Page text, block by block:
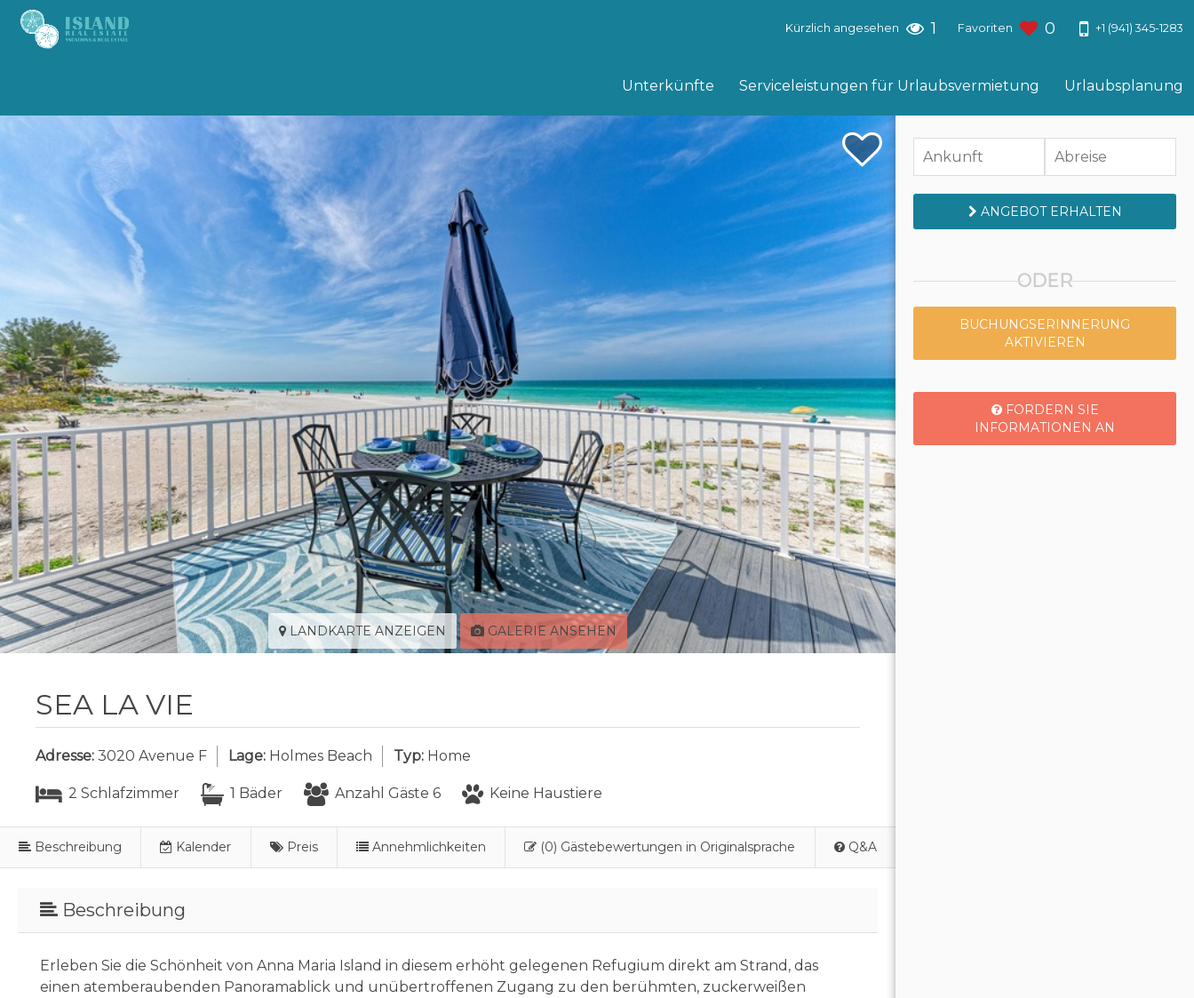
Unterkünfte Serviceleistungen für Urlaubsvermietung Urlaubsplanung
Kürzlich angesehen 1 Favoriten 0 +1 (941) 345-1283
LANDKARTE ANZEIGEN GALERIE ANSEHEN
SEA LA VIE
Adresse: 3020 Avenue F Lage: Holmes Beach Typ: Home
2 Schlafzimmer 1 Bäder Anzahl Gäste 6 Keine Haustiere
Beschreibung Kalender Preis Annehmlichkeiten (0) Gästebewertungen in Originalsprache Q&A
Beschreibung
Erleben Sie die Schönheit von Anna Maria Island in diesem erhöht gelegenen Refugium direkt am Strand, das
einen atemberaubenden Panoramablick und unübertroffenen Zugang zu den berühmten, zuckerweißen
ANGEBOT ERHALTEN
ODER
BUCHUNGSERINNERUNG
AKTIVIEREN
FORDERN SIE
INFORMATIONEN AN